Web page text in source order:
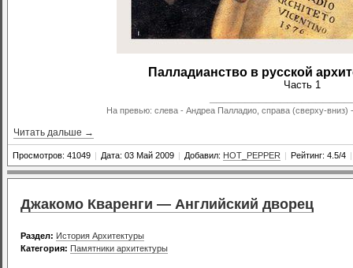
Палладианство в русской
Часть 1
На превью: слева - Андреа Палладио, справа (сверху-вниз)
Читать дальше →
Просмотров: 41049 | Дата: 03 Май 2009 | Добавил: HOT_PEPPER | Рейтинг: 4.5/4 |
Джакомо Кваренги — Английский дворец
Раздел: История Архитектуры
Категория: Памятники архитектуры